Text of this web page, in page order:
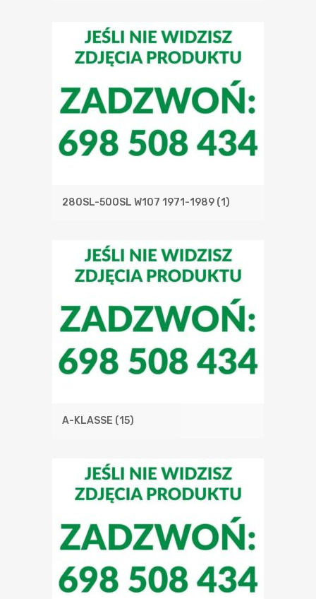
280SL-500SL W107 1971-1989 (1)
A-KLASSE (15)